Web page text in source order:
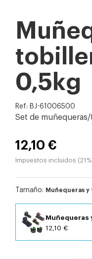
0,5kg
Ref: BJ-61006500
Set de
12,10 €
Impuestos incluidos
Tamaño: Muñequeras
Muñequeras
12,10 €